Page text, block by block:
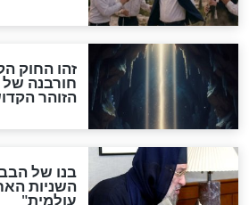
האם לאחר בוא
אפשר לחזור
לכל המאמרים